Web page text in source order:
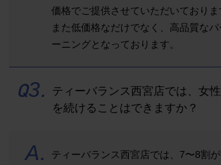
価格でご提供させていただいておりま
また低価格なだけでなく、高品質な
ーニングとなっております。
Q3.
ティーバランス西宮店では、女
を続けることはできますか？
A.
ティーバランス西宮店では、7〜8割